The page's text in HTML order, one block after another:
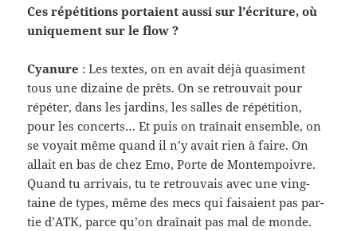
Ces répéti­tions por­taient aussi sur l’écriture, où
unique­ment sur le flow ?
Cya­nure : Les textes, on en avait déjà qua­si­ment
tous une dizaine de prêts. On se retrou­vait pour
répéter, dans les jardins, les salles de répéti­tion,
pour les con­certs… Et puis on traî­nait ensem­ble, on
se voy­ait même quand il n’y avait rien à faire. On
allait en bas de chez Emo, Porte de Mon­tem­poivre.
Quand tu arrivais, tu te retrou­vais avec une ving­
taine de types, même des mecs qui fai­saient pas par­
tie d’ATK, parce qu’on draî­nait pas mal de monde.